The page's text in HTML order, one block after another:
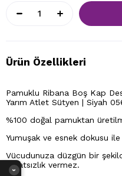
Ürün Özellikleri
Pamuklu Ribana Boş Kap
Yarım Atlet Sütyen | Siyah
%100 doğal pamuktan
Yumuşak ve esnek dokusu
Vücudunuza düzgün bir
rahatsızlık vermez.
›